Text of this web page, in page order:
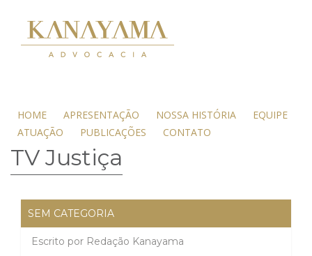
HOME APRESENTAÇÃO NOSSA HISTÓRIA
EQUIPE
ATUAÇÃO
PUBLICAÇÕES CONTATO
TV Justiça
SEM CATEGORIA
Escrito por Redação Kanayama